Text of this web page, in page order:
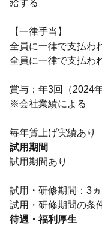
給する
【一律手当】
全員に一律で支払わ
全員に一律で支払わ
賞与：年3回（2024
※会社業績による
毎年賃上げ実績あり
試用期間
試用期間あり
試用・研修期間：3ヵ
待遇・福利厚生